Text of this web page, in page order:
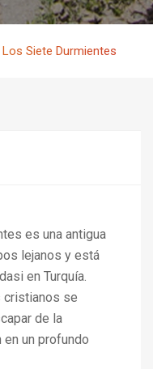
Los Siete Durmientes
es una antigua
lejanos y está
en Turquía.
cristianos se
de la
un profundo